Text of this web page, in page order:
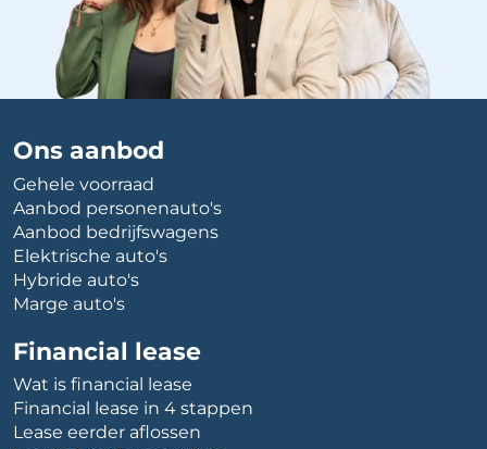
Ons aanbod
Gehele voorraad
Aanbod personenauto's
Aanbod bedrijfswagens
Elektrische auto's
Hybride auto's
Marge auto's
Financial lease
Wat is financial lease
Financial lease in 4 stappen
Lease eerder aflossen